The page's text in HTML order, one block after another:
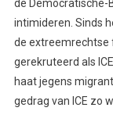
de Democratische-
intimideren. Sinds
de extreemrechtse
gerekruteerd als
haat jegens
gedrag van ICE zo